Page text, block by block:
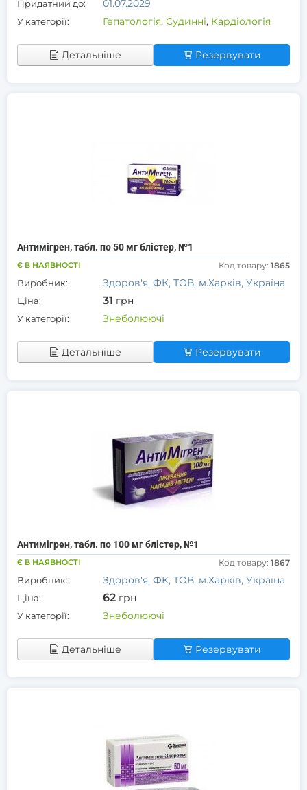
Придатний до: 01.07.2029
У категорії: Гепатологія, Судинні, Кардіологія
Детальніше Резервувати
Антимігрен, табл. по 50 мг блістер, №1
Є В НАЯВНОСТІ Код товару: 1865
Виробник: Здоров'я, ФК, ТОВ, м.Харків, Україна
Ціна: 31 грн
У категорії: Знеболюючі
Детальніше Резервувати
Антимігрен, табл. по 100 мг блістер, №1
Є В НАЯВНОСТІ Код товару: 1867
Виробник: Здоров'я, ФК, ТОВ, м.Харків, Україна
Ціна: 62 грн
У категорії: Знеболюючі
Детальніше Резервувати